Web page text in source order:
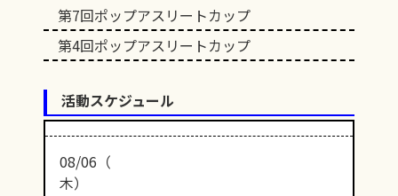
第7回ポップアスリートカップ
第4回ポップアスリートカップ
活動スケジュール
08/06（
木）